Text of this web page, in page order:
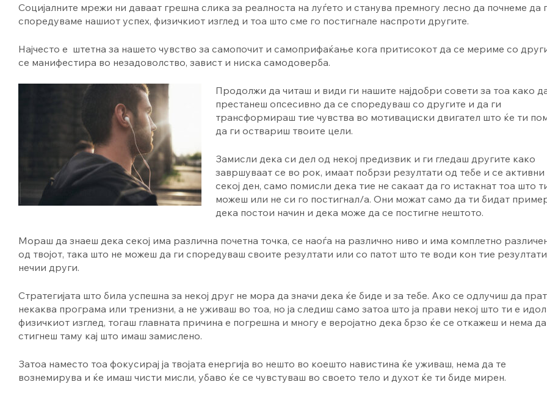
Социјалните мрежи ни даваат грешна слика за реалноста на луѓето и станува премногу лесно да почнеме да
споредуваме нашиот успех, физичкиот изглед и тоа што сме го постигнале наспроти другите.
Најчесто е штетна за нашето чувство за самопочит и самоприфаќање кога притисокот да се мериме со
се манифестира во незадоволство, завист и ниска самодоверба.
Продолжи да читаш и види ги нашите најдобри совети за тоа како
престанеш опсесивно да се споредуваш со другите и да ги
трансформираш тие чувства во мотивациски двигател што ќе ти
да ги оствариш твоите цели.
Замисли дека си дел од некој предизвик и ги гледаш другите како
завршуваат се во рок, имаат побрзи резултати од тебе и се активни
секој ден, само помисли дека тие не сакаат да го истакнат тоа што
можеш или не си го постигнал/а. Они можат само да ти бидат
дека постои начин и дека може да се постигне нештото.
Мораш да знаеш дека секој има различна почетна точка, се наоѓа на различно ниво и има комплетно
од твојот, така што не можеш да ги споредуваш своите резултати или со патот што те води кон тие
нечии други.
Стратегијата што била успешна за некој друг не мора да значи дека ќе биде и за тебе. Ако се одлучиш да
некаква програма или тренизни, а не уживаш во тоа, но ја следиш само затоа што ја прави некој што ти е
физичкиот изглед, тогаш главната причина е погрешна и многу е веројатно дека брзо ќе се откажеш и нема да
стигнеш таму кај што имаш замислено.
Затоа наместо тоа фокусирај ја твојата енергија во нешто во коешто навистина ќе уживаш, нема да те
вознемирува и ќе имаш чисти мисли, убаво ќе се чувстуваш во своето тело и духот ќе ти биде мирен.